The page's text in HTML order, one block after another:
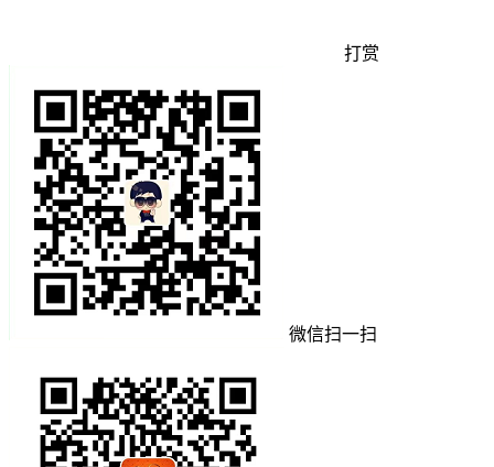
打赏
微信扫一扫